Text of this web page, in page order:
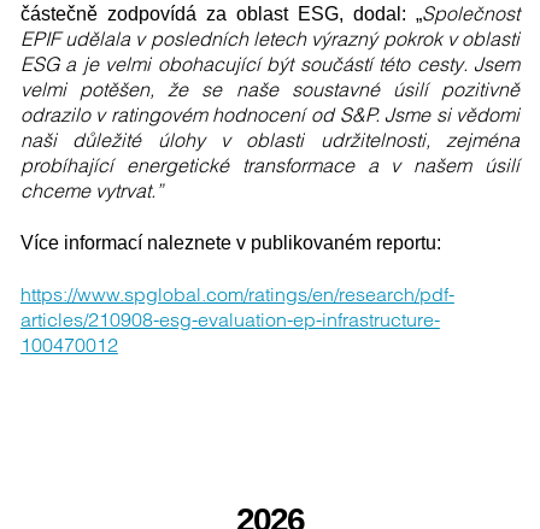
částečně zodpovídá za oblast ESG, dodal: „Společnost
EPIF udělala v posledních letech výrazný pokrok v oblasti
ESG a je velmi obohacující být součástí této cesty. Jsem
velmi potěšen, že se naše soustavné úsilí pozitivně
odrazilo v ratingovém hodnocení od S&P. Jsme si vědomi
naši důležité úlohy v oblasti udržitelnosti, zejména
probíhající energetické transformace a v našem úsilí
chceme vytrvat.”
Více informací naleznete v publikovaném reportu:
https://www.spglobal.com/ratings/en/research/pdf-
articles/210908-esg-evaluation-ep-infrastructure-
100470012
2026